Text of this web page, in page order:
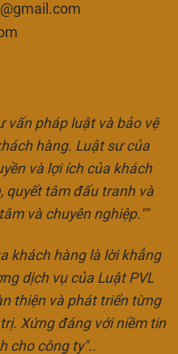
vấn pháp luật và bảo vệ
hàng. Luật sư của
và lợi ích của khách
quyết tâm đấu tranh và
và chuyên nghiệp.""
khách hàng là lời khẳng
dịch vụ của Luật PVL
thiện và phát triển từng
Xứng đáng với niềm tin
cho công ty"..